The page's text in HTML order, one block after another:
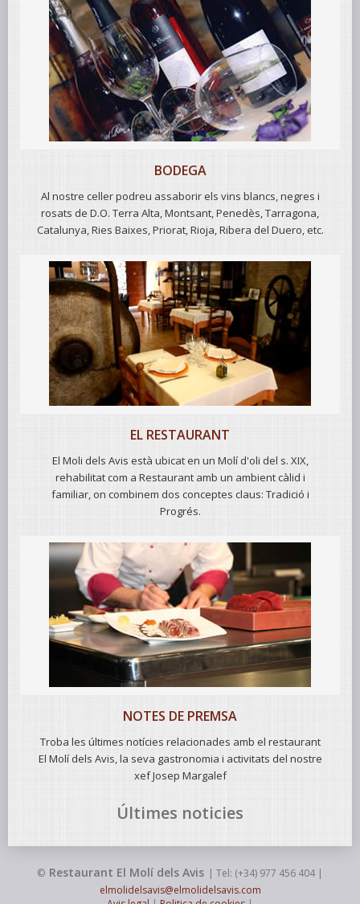
BODEGA
Al nostre celler podreu assaborir els vins blancs, negres i
rosats de D.O. Terra Alta, Montsant, Penedès, Tarragona,
Catalunya, Ries Baixes, Priorat, Rioja, Ribera del Duero, etc.
EL RESTAURANT
El Moli dels Avis està ubicat en un Molí d'oli del s. XIX,
rehabilitat com a Restaurant amb un ambient càlid i
familiar, on combinem dos conceptes claus: Tradició i
Progrés.
NOTES DE PREMSA
Troba les últimes notícies relacionades amb el restaurant
El Molí dels Avis, la seva gastronomia i activitats del nostre
xef Josep Margalef
Últimes noticies
© Restaurant El Molí dels Avis | Tel: (+34) 977 456 404 |
elmolidelsavis@elmolidelsavis.com